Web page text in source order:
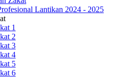
Lantikan 2024 - 2025
1
2
3
4
5
6